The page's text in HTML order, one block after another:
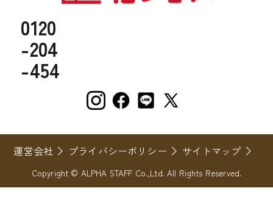
0120
-204
-454
運営会社 プライバシーポリシー サイトマップ
Copyright © ALPHA STAFF Co.,Ltd. All Rights Reserved.